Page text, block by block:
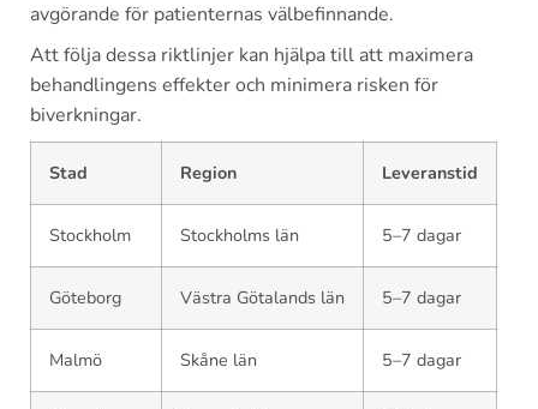
avgörande för patienternas välbefinnande.
Att följa dessa riktlinjer kan hjälpa till att maximera
behandlingens effekter och minimera risken för
biverkningar.
Stad Region Leveranstid
Stockholm Stockholms län 5–7 dagar
Göteborg Västra Götalands län 5–7 dagar
Malmö Skåne län 5–7 dagar